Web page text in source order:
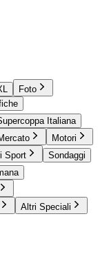
Foto
Italiana
Motori
Sport
Sondaggi
Altri Speciali